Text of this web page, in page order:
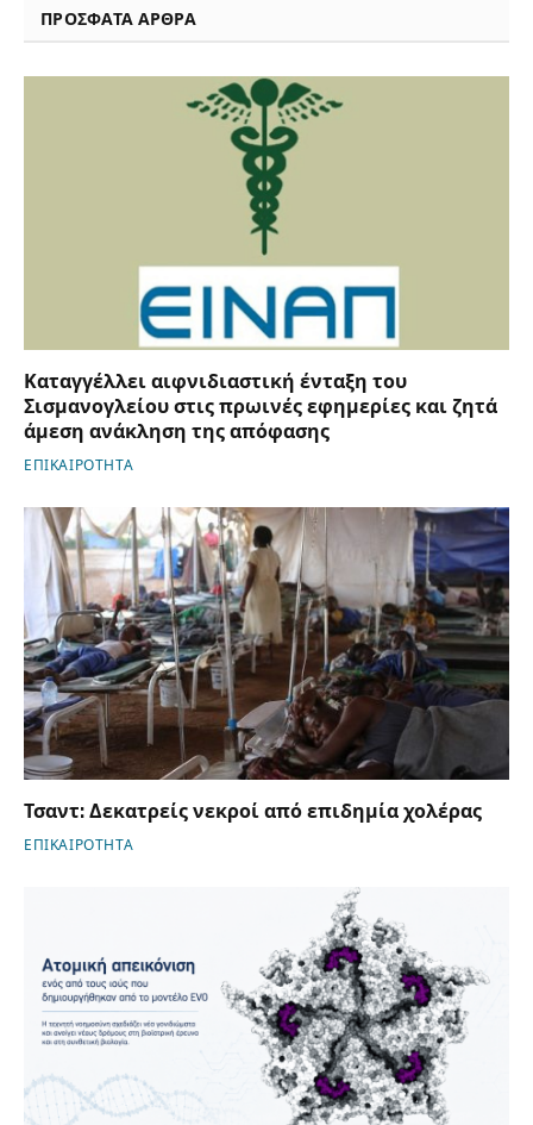
ΠΡΟΣΦΑΤΑ ΑΡΘΡΑ
Καταγγέλλει αιφνιδιαστική ένταξη του
Σισμανογλείου στις πρωινές εφημερίες και ζητά
άμεση ανάκληση της απόφασης
ΕΠΙΚΑΙΡΟΤΗΤΑ
Τσαντ: Δεκατρείς νεκροί από επιδημία χολέρας
ΕΠΙΚΑΙΡΟΤΗΤΑ